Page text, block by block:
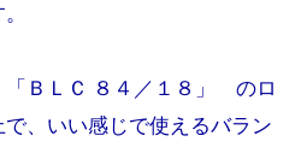
ＢＬＣ ８４／１８」 のロ
、いい感じで使えるバラン